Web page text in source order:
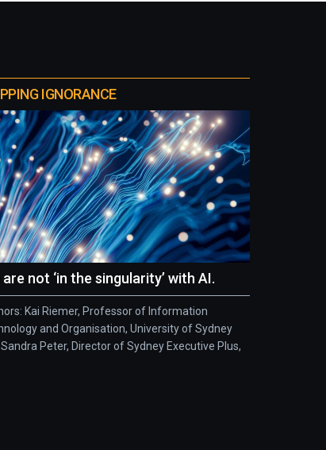
IGNORANCE
are not ‘in the singularity’ with AI.
Kai Riemer, Professor of Information
and Organisation, University of Sydney
Peter, Director of Sydney Executive Plus,